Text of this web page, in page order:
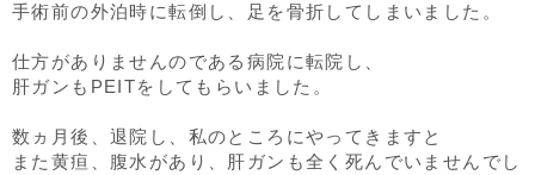
手術前の外泊時に転倒し、足を骨折してしまいました。
仕方がありませんのである病院に転院し、
肝ガンもPEITをしてもらいました。
数ヵ月後、退院し、私のところにやってきますと
また黄疸、腹水があり、肝ガンも全く死んでいませんでし